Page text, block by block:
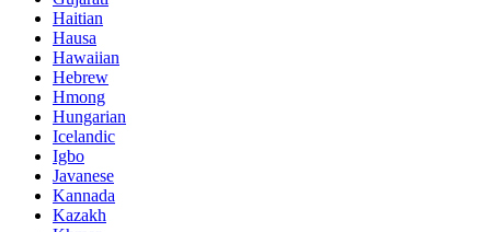
Haitian
Hausa
Hawaiian
Hebrew
Hmong
Hungarian
Icelandic
Igbo
Javanese
Kannada
Kazakh